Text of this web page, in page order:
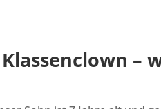
Klassenclown –